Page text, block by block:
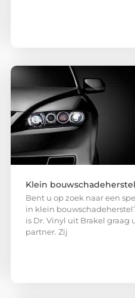
Klein bouwschadeherstel
Bent u op zoek naar een
in klein
is Dr. Vinyl uit Brakel graag
partner. Zij